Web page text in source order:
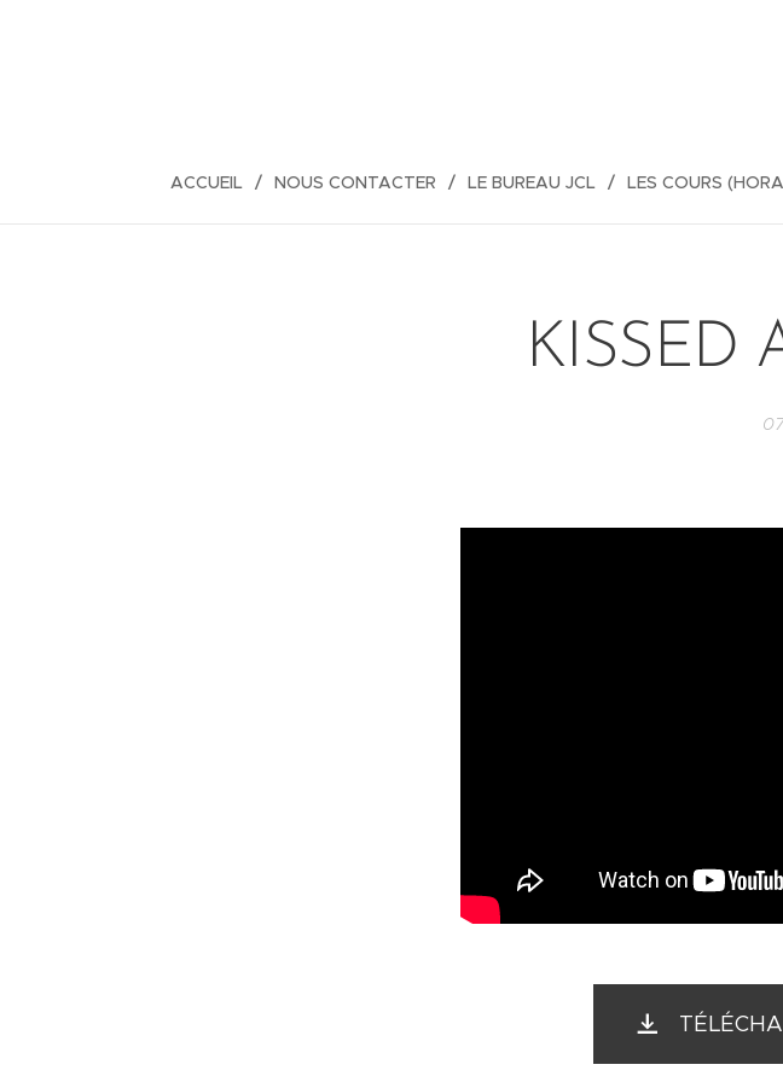
ACCUEIL NOUS CONTACTER LE BUREAU JCL LES COURS
KISSED